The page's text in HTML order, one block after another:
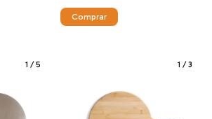
1 /5 1 /3